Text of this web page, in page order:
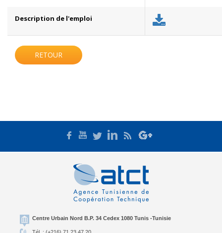
Description de l'emploi
RETOUR
Centre Urbain Nord B.P. 34 Cedex 1080 Tunis -Tunisie